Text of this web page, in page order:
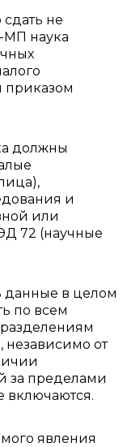
не
МП наука
приказом
должны
и
или
72 (научные
данные в целом
по всем
независимо от
за пределами
явления